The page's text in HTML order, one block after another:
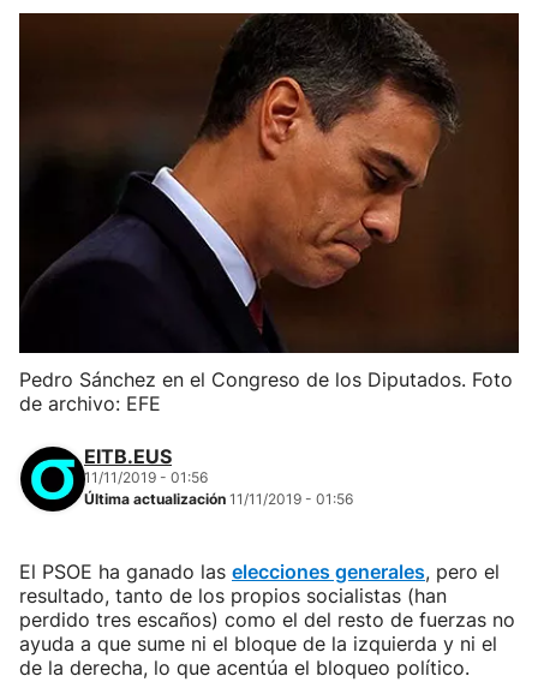
Pedro Sánchez en el Congreso de los Diputados. Foto
de archivo: EFE
EITB.EUS
11/11/2019 - 01:56
Última actualización 11/11/2019 - 01:56
El PSOE ha ganado las elecciones generales, pero el
resultado, tanto de los propios socialistas (han
perdido tres escaños) como el del resto de fuerzas no
ayuda a que sume ni el bloque de la izquierda y ni el
de la derecha, lo que acentúa el bloqueo político.